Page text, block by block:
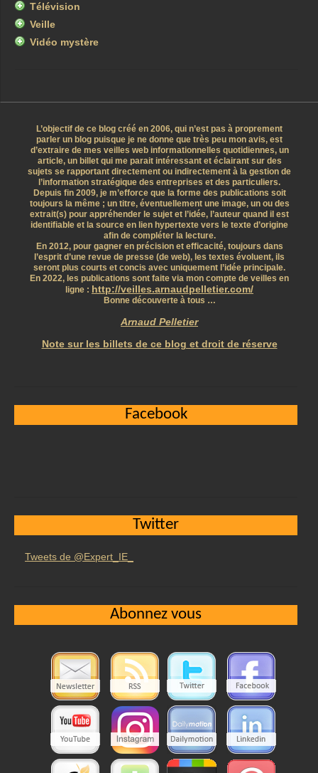
Télévision
Veille
Vidéo mystère
L’objectif de ce blog créé en 2006, qui n’est pas à proprement
parler un blog puisque je ne donne que très peu mon avis, est
d’extraire de mes veilles web informationnelles quotidiennes, un
article, un billet qui me parait intéressant et éclairant sur des
sujets se rapportant directement ou indirectement à la gestion de
l’information stratégique des entreprises et des particuliers.
Depuis fin 2009, je m’efforce que la forme des publications soit
toujours la même ; un titre, éventuellement une image, un ou des
extrait(s) pour appréhender le sujet et l’idée, l’auteur quand il est
identifiable et la source en lien hypertexte vers le texte d’origine
afin de compléter la lecture.
En 2012, pour gagner en précision et efficacité, toujours dans
l’esprit d’une revue de presse (de web), les textes évoluent, ils
seront plus courts et concis avec uniquement l’idée principale.
En 2022, les publications sont faite via mon compte de veilles en
ligne : http://veilles.arnaudpelletier.com/
Bonne découverte à tous …
Arnaud Pelletier
Note sur les billets de ce blog et droit de réserve
Facebook
Twitter
Tweets de @Expert_IE_
Abonnez vous